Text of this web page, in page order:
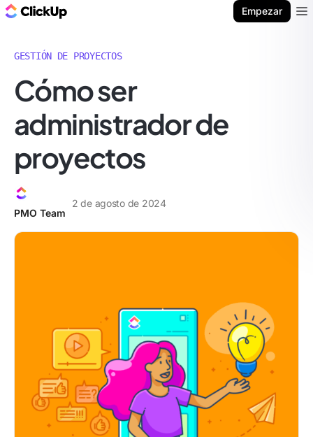
Empezar
GESTIÓN DE PROYECTOS
Cómo ser
administrador de
proyectos
PMO Team
2 de agosto de 2024